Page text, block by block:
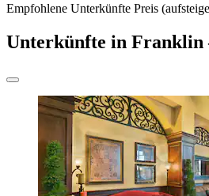
Empfohlene Unterkünfte Preis
Unterkünfte in Franklin